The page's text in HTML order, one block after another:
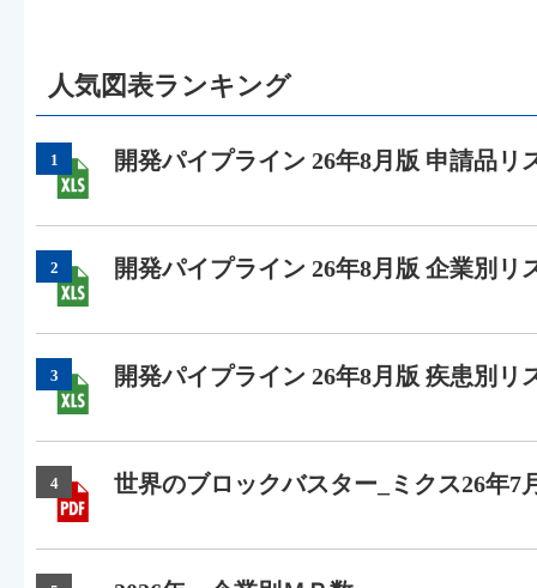
人気図表ランキング
1 開発パイプライン 26年8月版 申請品リ
2 開発パイプライン 26年8月版 企業別リ
3 開発パイプライン 26年8月版 疾患別リ
4 世界のブロックバスター_ミクス26年7